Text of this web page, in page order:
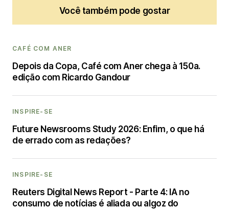
Você também pode gostar
CAFÉ COM ANER
Depois da Copa, Café com Aner chega à 150a.
edição com Ricardo Gandour
INSPIRE-SE
Future Newsrooms Study 2026: Enfim, o que há
de errado com as redações?
INSPIRE-SE
Reuters Digital News Report - Parte 4: IA no
consumo de notícias é aliada ou algoz do